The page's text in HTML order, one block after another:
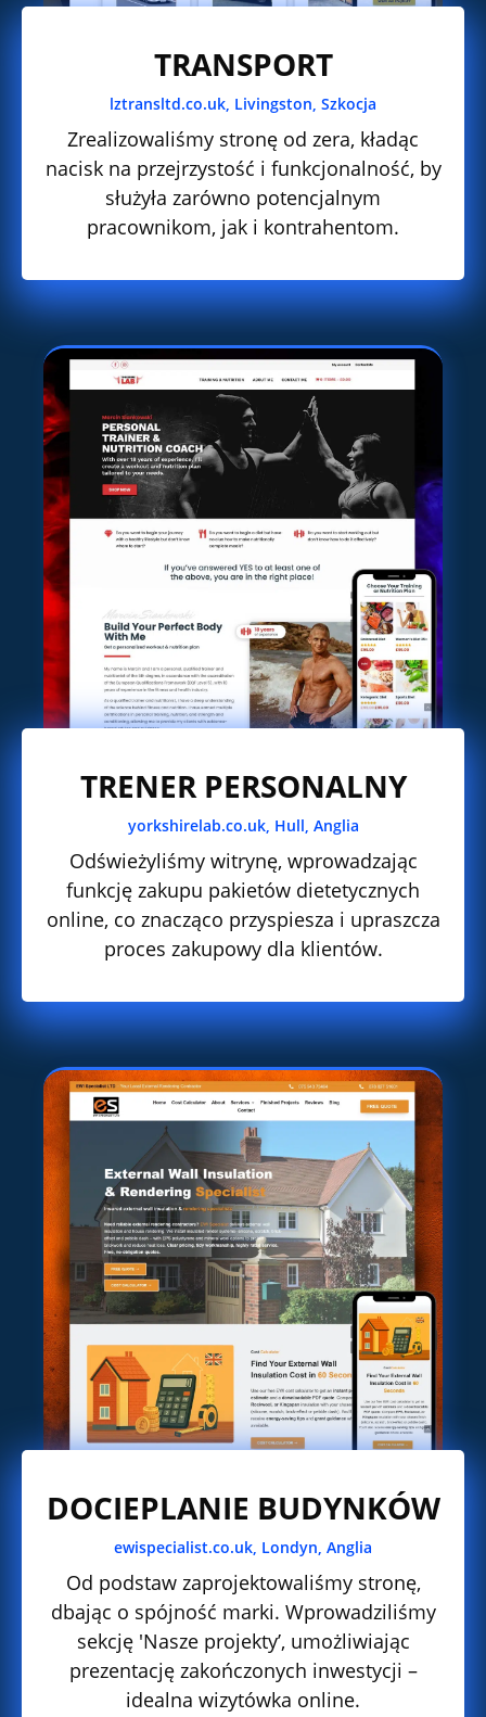
TRANSPORT
lztransltd.co.uk, Livingston, Szkocja
Zrealizowaliśmy stronę od zera, kładąc
nacisk na przejrzystość i funkcjonalność, by
służyła zarówno potencjalnym
pracownikom, jak i kontrahentom.
TRENER PERSONALNY
yorkshirelab.co.uk, Hull, Anglia
Odświeżyliśmy witrynę, wprowadzając
funkcję zakupu pakietów dietetycznych
online, co znacząco przyspiesza i upraszcza
proces zakupowy dla klientów.
DOCIEPLANIE BUDYNKÓW
ewispecialist.co.uk, Londyn, Anglia
Od podstaw zaprojektowaliśmy stronę,
dbając o spójność marki. Wprowadziliśmy
sekcję 'Nasze projekty’, umożliwiając
prezentację zakończonych inwestycji –
idealna wizytówka online.